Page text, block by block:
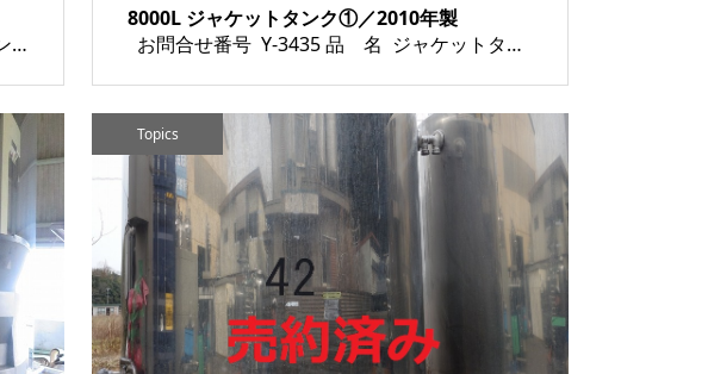
お問合せ番号 Y-3436 品 名 ジャケットタンク（8000L） 型 式 種 類 タンク類 程 度 メーカー名 年 式 2010年製 素 材 外 寸 付属機器 電 源 金 額 売約済み 運 賃 保証期間 1ヶ月 備 考 HOME | 中古...
8000L ジャケットタンク①／2010年製
お問合せ番号 Y-3435 品 名 ジャケットタンク（8000L） 型 式 種 類 タンク類 程 度 メーカー名 年 式 2010年製 素 材 外 寸 付属機器 電 源 金 額 売約済み 運 賃 保証期間 1ヶ月 備 考 8000L HO...
Topics